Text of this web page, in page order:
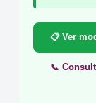
📋 Ver
📞